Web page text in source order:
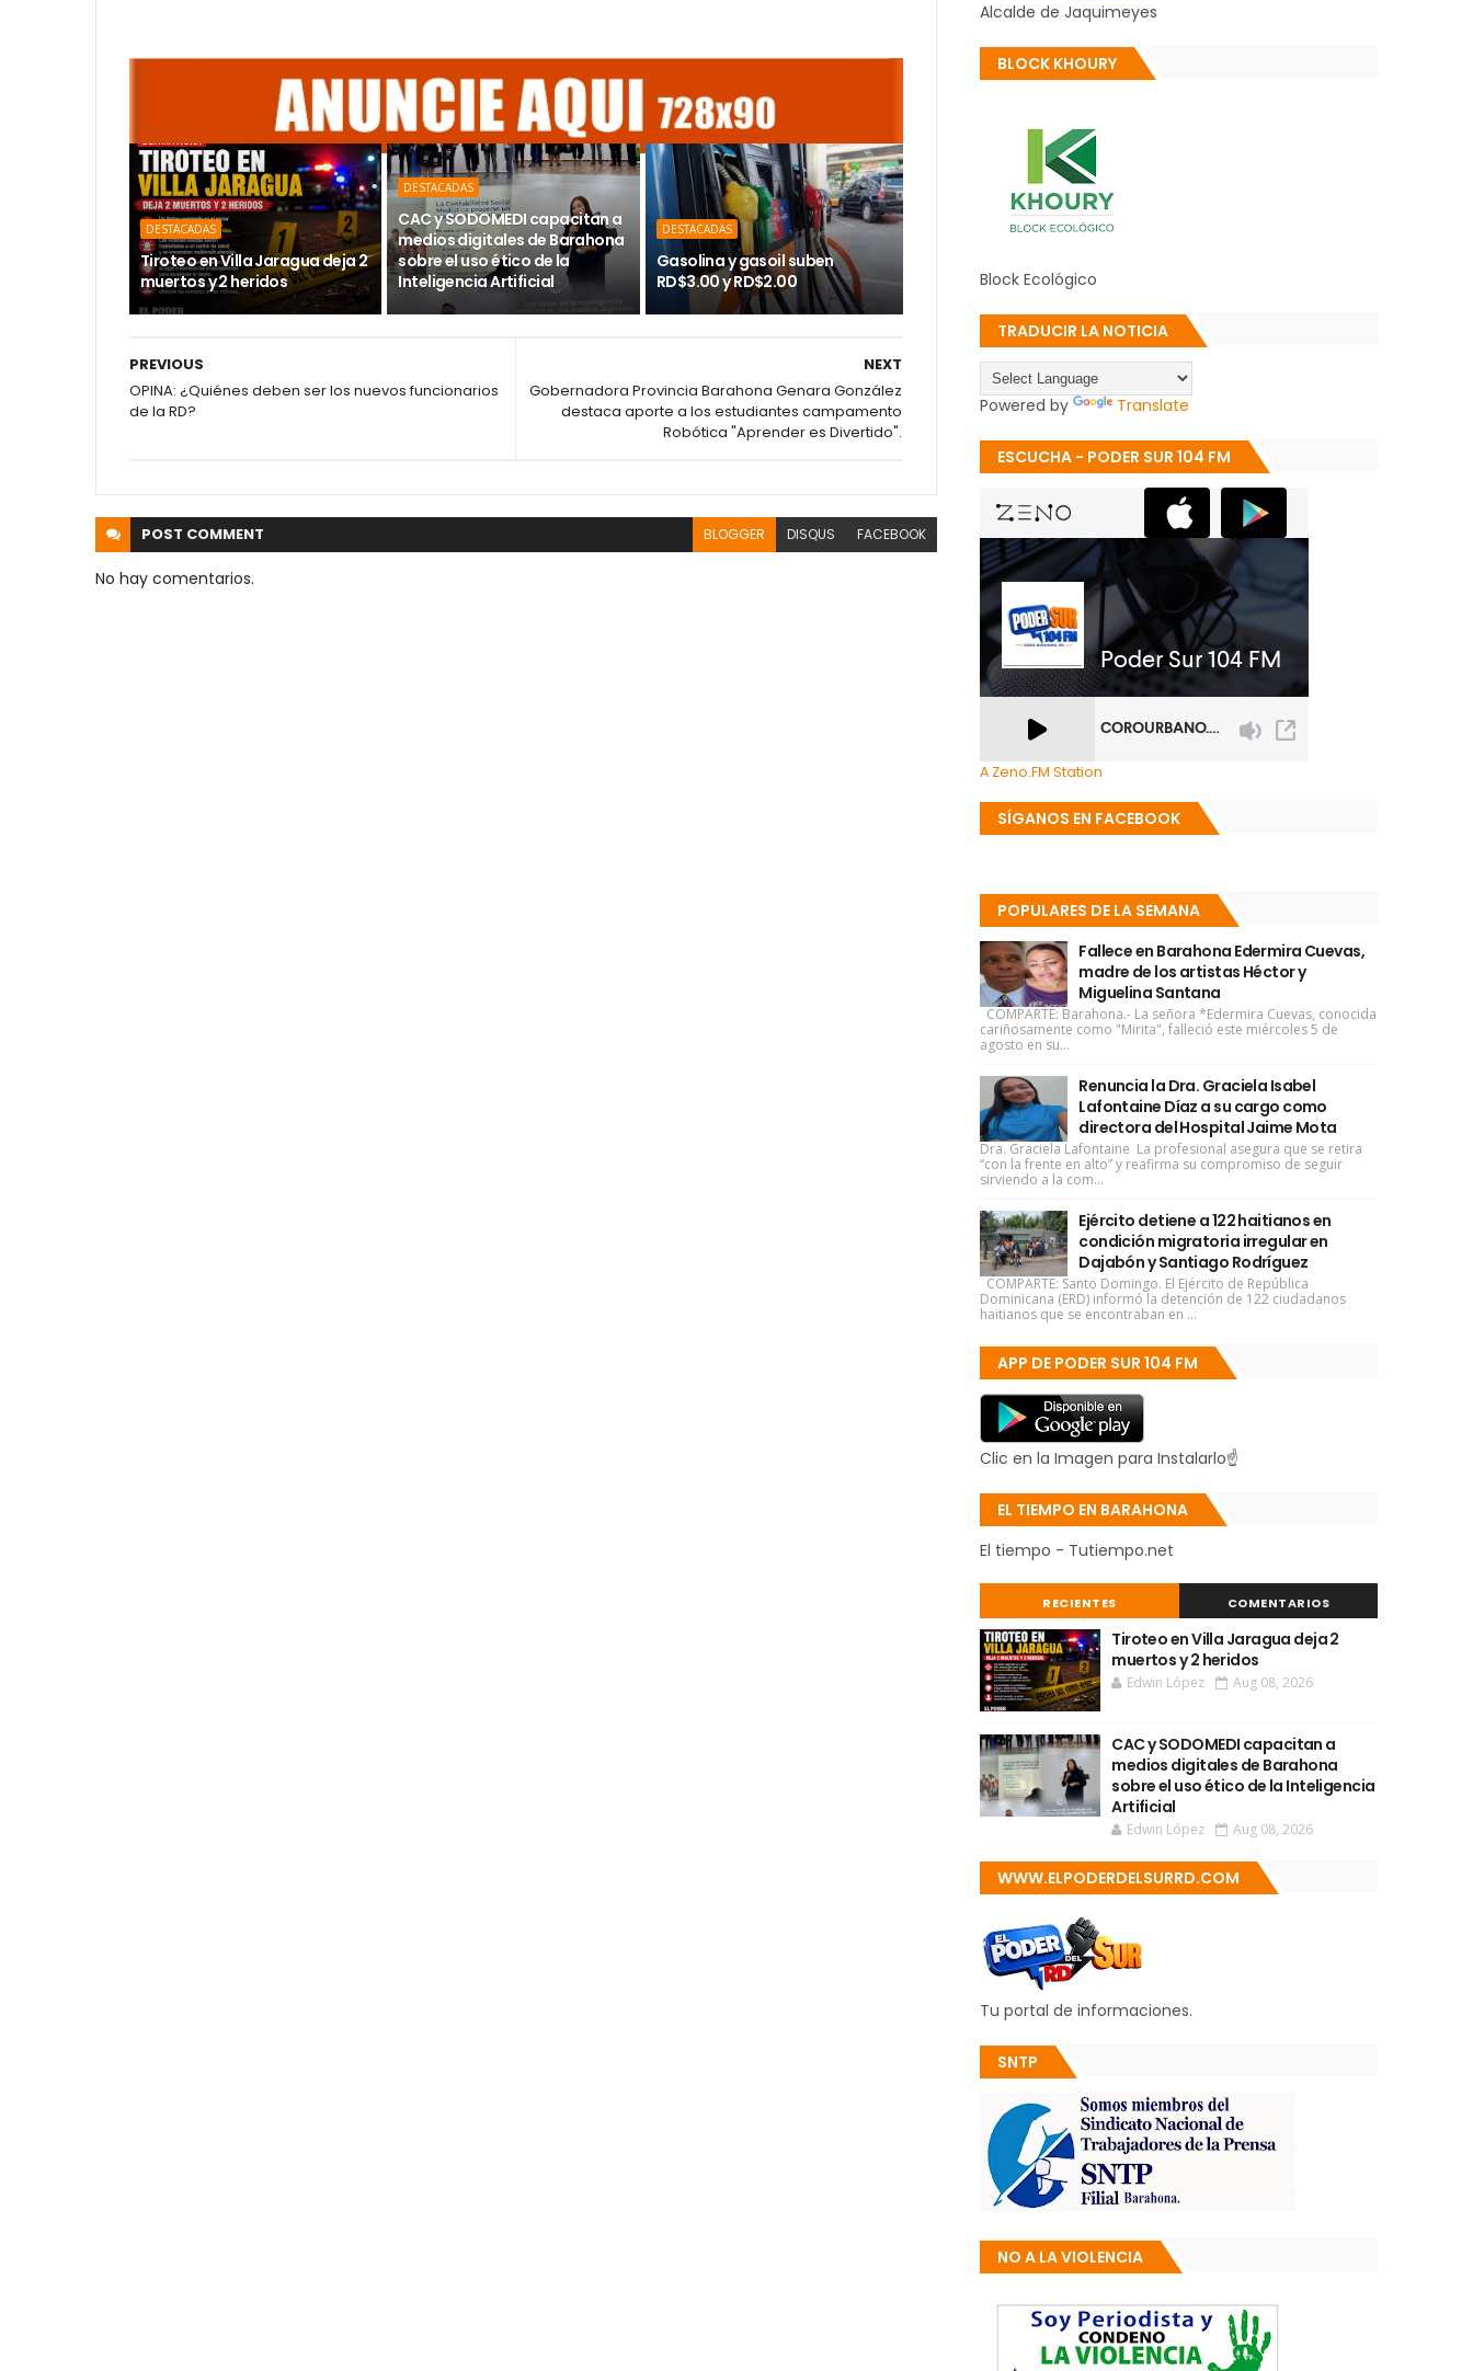
DESTACADAS
Tiroteo en Villa Jaragua deja 2
muertos y 2 heridos
DESTACADAS
CAC y SODOMEDI capacitan a
medios digitales de Barahona
sobre el uso ético de la
Inteligencia Artificial
DESTACADAS
Gasolina y gasoil suben
RD$3.00 y RD$2.00
NEXT
Gobernadora Provincia Barahona Genara González
destaca aporte a los estudiantes campamento
Robótica "Aprender es Divertido".
PREVIOUS
OPINA: ¿Quiénes deben ser los nuevos funcionarios
de la RD?
POST COMMENT BLOGGER DISQUS FACEBOOK
No hay comentarios.
Alcalde de Jaquimeyes
BLOCK KHOURY
Block Ecológico
TRADUCIR LA NOTICIA
Powered by Translate
ESCUCHA - PODER SUR 104 FM
A Zeno.FM Station
SÍGANOS EN FACEBOOK
POPULARES DE LA SEMANA
Fallece en Barahona Edermira Cuevas,
madre de los artistas Héctor y
Miguelina Santana
COMPARTE: Barahona.- La señora *Edermira Cuevas, conocida
cariñosamente como "Mirita", falleció este miércoles 5 de
agosto en su...
Renuncia la Dra. Graciela Isabel
Lafontaine Díaz a su cargo como
directora del Hospital Jaime Mota
Dra. Graciela Lafontaine La profesional asegura que se retira
“con la frente en alto” y reafirma su compromiso de seguir
sirviendo a la com...
Ejército detiene a 122 haitianos en
condición migratoria irregular en
Dajabón y Santiago Rodríguez
COMPARTE: Santo Domingo. El Ejército de República
Dominicana (ERD) informó la detención de 122 ciudadanos
haitianos que se encontraban en ...
APP DE PODER SUR 104 FM
Clic en la Imagen para Instalarlo☝
EL TIEMPO EN BARAHONA
El tiempo - Tutiempo.net
RECIENTES COMENTARIOS
Tiroteo en Villa Jaragua deja 2
muertos y 2 heridos
Edwin López Aug 08, 2026
CAC y SODOMEDI capacitan a
medios digitales de Barahona
sobre el uso ético de la Inteligencia
Artificial
Edwin López Aug 08, 2026
WWW.ELPODERDELSURRD.COM
Tu portal de informaciones.
SNTP
NO A LA VIOLENCIA